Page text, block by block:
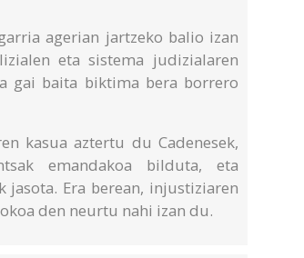
agerian jartzeko balio izan
eta sistema judizialaren
gai baita biktima bera borrero
kasua aztertu du Cadenesek,
emandakoa bilduta, eta
Era berean, injustiziaren
den neurtu nahi izan du.